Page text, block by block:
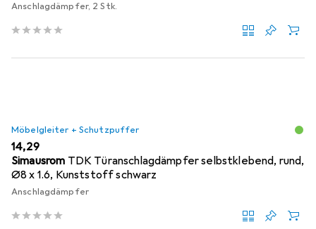
Anschlagdämpfer, 2 Stk.
Möbelgleiter + Schutzpuffer
EUR
14,29
Simausrom TDK Türanschlagdämpfer selbstklebend, rund,
Ø8 x 1.6, Kunststoff schwarz
Anschlagdämpfer